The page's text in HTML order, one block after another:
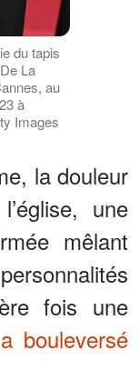
du tapis
La
au
à
Images
la douleur
une
mêlant
fois une
bouleversé